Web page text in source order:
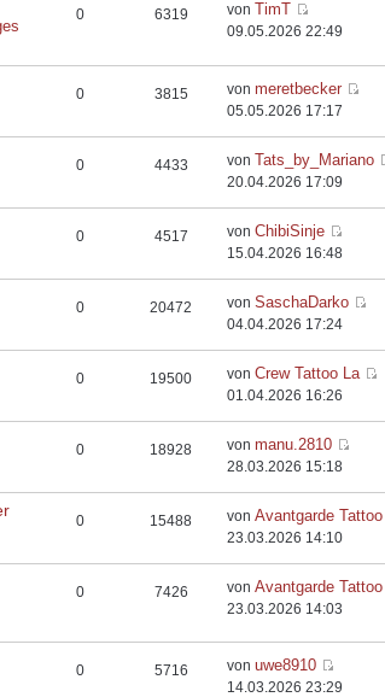
0 6319 von TimT
09.05.2026 22:49
0 3815 vonmeretbecker
05.05.2026 17:17
0 4433 von Tats_by_Mariano
20.04.2026 17:09
0 4517 vonChibiSinje
15.04.2026 16:48
0 20472 vonSaschaDarko
04.04.2026 17:24
0 19500 vonCrew Tattoo La
01.04.2026 16:26
0 18928 vonmanu.2810
28.03.2026 15:18
0 15488 vonAvantgarde Tattoo
23.03.2026 14:10
0 7426 vonAvantgarde Tattoo
23.03.2026 14:03
0 5716 vonuwe8910
14.03.2026 23:29